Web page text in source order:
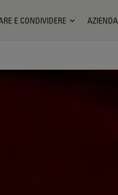
E CONDIVIDERE AZIENDA